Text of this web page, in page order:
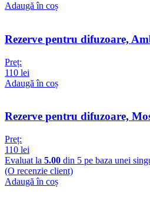
Adaugă în coș
Rezerve pentru difuzoare,
Preț:
110 lei
Adaugă în coș
Rezerve pentru difuzoare,
Preț:
110 lei
Evaluat la 5.00 din 5 pe baza unei
(O recenzie client)
Adaugă în coș